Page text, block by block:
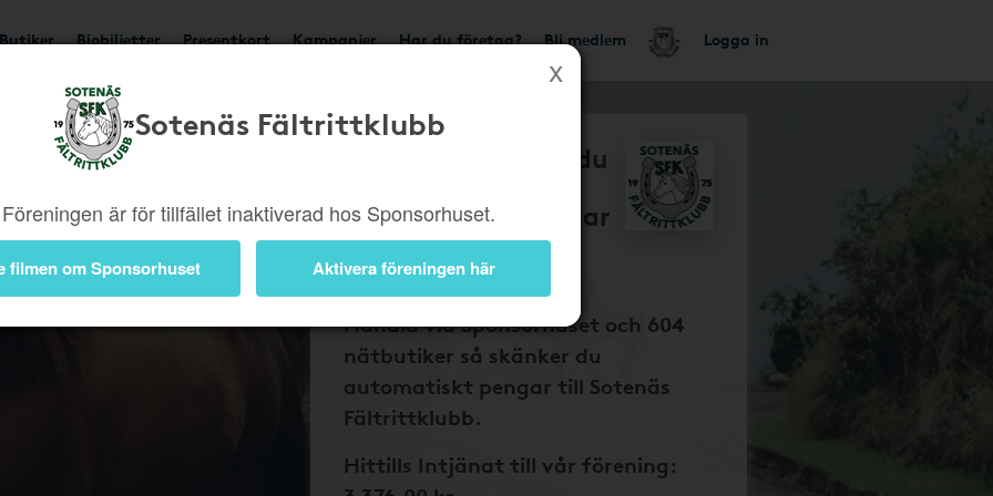
Butiker Biobiljetter Presentkort Kampanjer Har du företag? Bli medlem Logga in
Sotenäs Fältrittklubb
Föreningen är för tillfället inaktiverad hos Sponsorhuset.
filmen om Sponsorhuset Aktivera föreningen här
Bli medlem så får du
Fältrittklubb pengar
tillbaka på dina
nätköp
Handla via Sponsorhuset och 604
nätbutiker så skänker du
automatiskt pengar till Sotenäs
Fältrittklubb.
Hittills Intjänat till vår förening: